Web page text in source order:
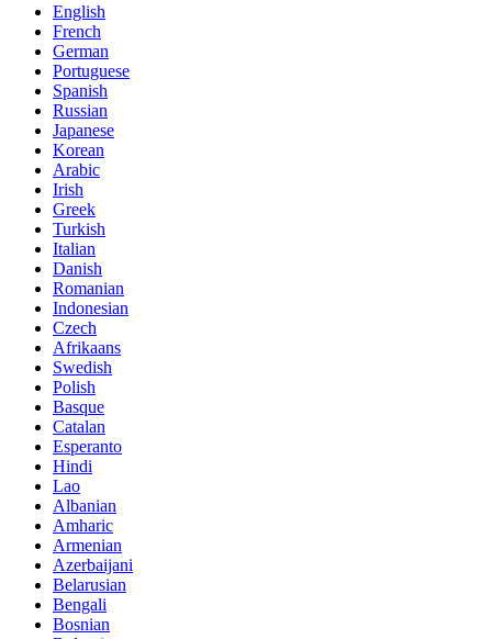
English
French
German
Portuguese
Spanish
Russian
Japanese
Korean
Arabic
Irish
Greek
Turkish
Italian
Danish
Romanian
Indonesian
Czech
Afrikaans
Swedish
Polish
Basque
Catalan
Esperanto
Hindi
Lao
Albanian
Amharic
Armenian
Azerbaijani
Belarusian
Bengali
Bosnian